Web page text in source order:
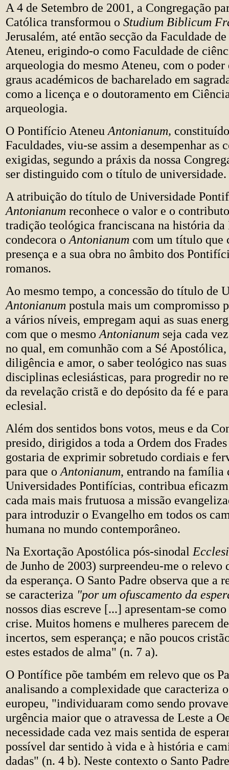
A 4 de Setembro de 2001, a Congregação
Católica transformou o Studium Biblicum
Jerusalém, até então secção da Faculdade
Ateneu, erigindo-o como Faculdade de
arqueologia do mesmo Ateneu, com o
graus académicos de bacharelado em
como a licença e o doutoramento em
arqueologia.
O Pontifício Ateneu Antonianum,
Faculdades, viu-se assim a desempenhar as
exigidas, segundo a práxis da nossa
ser distinguido com o título de universidade.
A atribuição do título de Universidade
Antonianum reconhece o valor e o
tradição teológica franciscana na história da
condecora o Antonianum com um título que
presença e a sua obra no âmbito dos
romanos.
Ao mesmo tempo, a concessão do título de
Antonianum postula mais um compromisso
a vários níveis, empregam aqui as suas
com que o mesmo Antonianum seja cada
no qual, em comunhão com a Sé
diligência e amor, o saber teológico nas
disciplinas eclesiásticas, para progredir no
da revelação cristã e do depósito da fé e
eclesial.
Além dos sentidos bons votos, meus e da
presido, dirigidos a toda a Ordem dos
gostaria de exprimir sobretudo cordiais e
para que o Antonianum, entrando na família
Universidades Pontifícias, contribua
cada mais mais frutuosa a missão
para introduzir o Evangelho em todos os
humana no mundo contemporâneo.
Na Exortação Apostólica pós-sinodal
de Junho de 2003) surpreendeu-me o relevo
da esperança. O Santo Padre observa que a
se caracteriza "por um ofuscamento da
nossos dias escreve [...] apresentam-se
crise. Muitos homens e mulheres parecem
incertos, sem esperança; e não poucos
estes estados de alma" (n. 7 a).
O Pontífice põe também em relevo que os
analisando a complexidade que caracteriza
europeu, "individuaram como sendo
urgência maior que o atravessa de Leste a
necessidade cada vez mais sentida de
possível dar sentido à vida e à história e
dadas" (n. 4 b). Neste contexto o Santo